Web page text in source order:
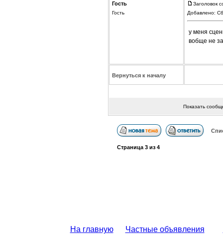
Гость
Гость
Заголовок
Добавлено:
у меня
вобще не
Вернуться к началу
Показать
Страница 3из 4
На главную Частные объявления